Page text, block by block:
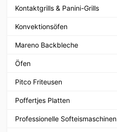
Kontaktgrills & Panini-Grills
Konvektionsöfen
Mareno Backbleche
Öfen
Pitco Friteusen
Poffertjes Platten
Professionelle Softeismaschinen